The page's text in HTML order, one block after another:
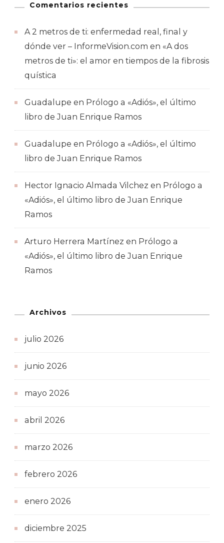
Comentarios recientes
A 2 metros de ti: enfermedad real, final y
dónde ver – InformeVision.com en «A dos
metros de ti»: el amor en tiempos de la fibrosis
quística
Guadalupe en Prólogo a «Adiós», el último
libro de Juan Enrique Ramos
Guadalupe en Prólogo a «Adiós», el último
libro de Juan Enrique Ramos
Hector Ignacio Almada Vilchez en Prólogo a
«Adiós», el último libro de Juan Enrique
Ramos
Arturo Herrera Martínez en Prólogo a
«Adiós», el último libro de Juan Enrique
Ramos
Archivos
julio 2026
junio 2026
mayo 2026
abril 2026
marzo 2026
febrero 2026
enero 2026
diciembre 2025